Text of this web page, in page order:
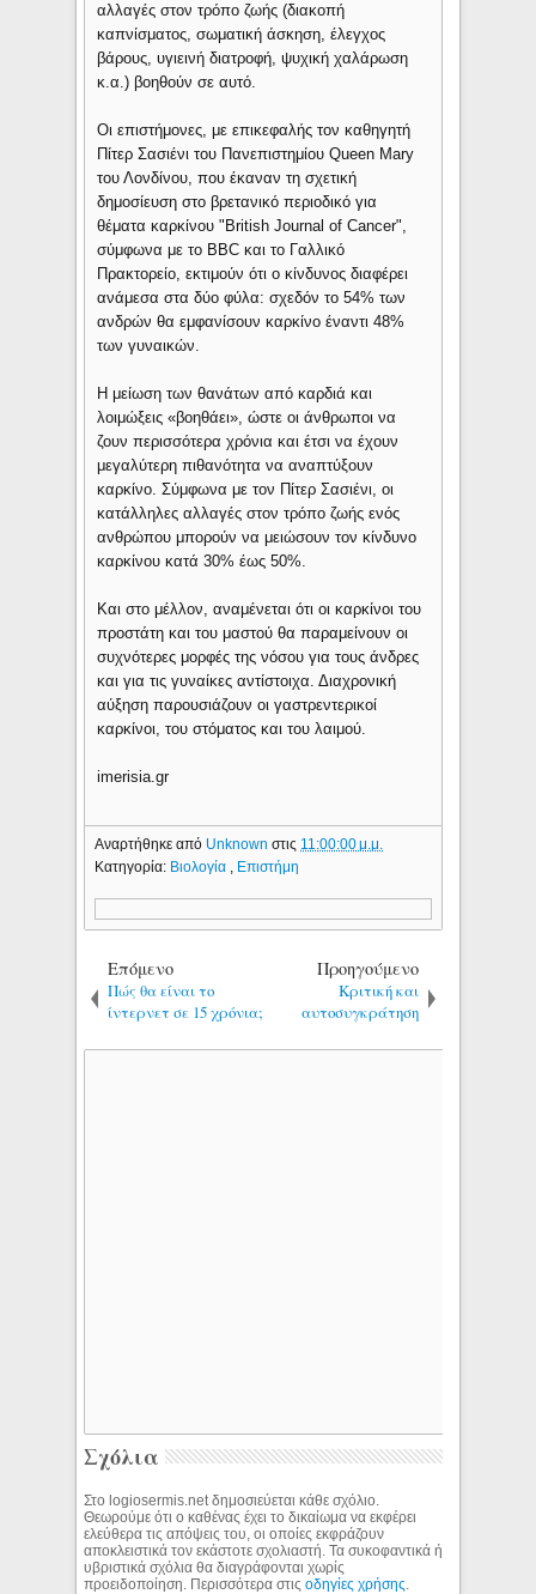
αλλαγές στον τρόπο ζωής (διακοπή
καπνίσματος, σωματική άσκηση, έλεγχος
βάρους, υγιεινή διατροφή, ψυχική χαλάρωση
κ.α.) βοηθούν σε αυτό.
Οι επιστήμονες, με επικεφαλής τον καθηγητή
Πίτερ Σασιένι του Πανεπιστημίου Queen Mary
του Λονδίνου, που έκαναν τη σχετική
δημοσίευση στο βρετανικό περιοδικό για
θέματα καρκίνου "British Journal of Cancer",
σύμφωνα με το BBC και το Γαλλικό
Πρακτορείο, εκτιμούν ότι ο κίνδυνος διαφέρει
ανάμεσα στα δύο φύλα: σχεδόν το 54% των
ανδρών θα εμφανίσουν καρκίνο έναντι 48%
των γυναικών.
Η μείωση των θανάτων από καρδιά και
λοιμώξεις «βοηθάει», ώστε οι άνθρωποι να
ζουν περισσότερα χρόνια και έτσι να έχουν
μεγαλύτερη πιθανότητα να αναπτύξουν
καρκίνο. Σύμφωνα με τον Πίτερ Σασιένι, οι
κατάλληλες αλλαγές στον τρόπο ζωής ενός
ανθρώπου μπορούν να μειώσουν τον κίνδυνο
καρκίνου κατά 30% έως 50%.
Και στο μέλλον, αναμένεται ότι οι καρκίνοι του
προστάτη και του μαστού θα παραμείνουν οι
συχνότερες μορφές της νόσου για τους άνδρες
και για τις γυναίκες αντίστοιχα. Διαχρονική
αύξηση παρουσιάζουν οι γαστρεντερικοί
καρκίνοι, του στόματος και του λαιμού.
imerisia.gr
Αναρτήθηκε από Unknownστις 11:00:00 μ.μ.
Κατηγορία: Βιολογία Επιστήμη
Επόμενο
Πώς θα είναι το
ίντερνετ σε 15 χρόνια;
Προηγούμενο
Κριτική και
αυτοσυγκράτηση
Σχόλια
Στο logiosermis.net δημοσιεύεται κάθε σχόλιο.
Θεωρούμε ότι ο καθένας έχει το δικαίωμα να εκφέρει
ελεύθερα τις απόψεις του, οι οποίες εκφράζουν
αποκλειστικά τον εκάστοτε σχολιαστή. Τα συκοφαντικά ή
υβριστικά σχόλια θα διαγράφονται χωρίς
προειδοποίηση. Περισσότερα στιςοδηγίες χρήσης